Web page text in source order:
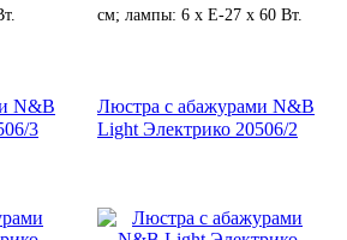
см; лампы: 6 х Е-27 х 60 Вт.
N&B
3
Люстра с абажурами N&B
Light Электрико 20506/2